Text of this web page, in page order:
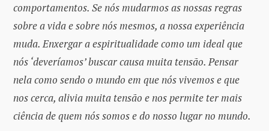
comportamentos. Se nós mudarmos as nossas regras
sobre a vida e sobre nós mesmos, a nossa experiência
muda. Enxergar a espiritualidade como um ideal que
nós ‘deveríamos’ buscar causa muita tensão. Pensar
nela como sendo o mundo em que nós vivemos e que
nos cerca, alivia muita tensão e nos permite ter mais
ciência de quem nós somos e do nosso lugar no mundo.